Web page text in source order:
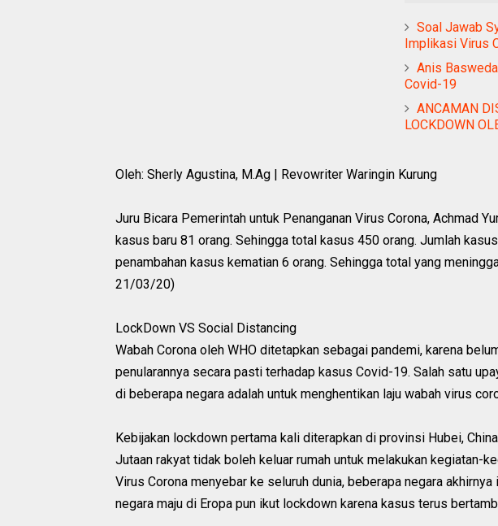
Soal Jawab
Implikasi Virus
Anis
Covid-19
ANCAMAN
LOCKDOWN
Oleh: Sherly Agustina, M.Ag | Revowriter Waringin Kurung
Juru Bicara Pemerintah untuk Penanganan Virus Corona, Achmad
kasus baru 81 orang. Sehingga total kasus 450 orang. Jumlah
penambahan kasus kematian 6 orang. Sehingga total yang
21/03/20)
LockDown VS Social Distancing
Wabah Corona oleh WHO ditetapkan sebagai pandemi, karena
penularannya secara pasti terhadap kasus Covid-19. Salah satu
di beberapa negara adalah untuk menghentikan laju wabah virus
Kebijakan lockdown pertama kali diterapkan di provinsi Hubei,
Jutaan rakyat tidak boleh keluar rumah untuk melakukan kegiatan-
Virus Corona menyebar ke seluruh dunia, beberapa negara
negara maju di Eropa pun ikut lockdown karena kasus terus